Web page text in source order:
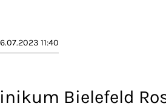
11:40
Bielefeld